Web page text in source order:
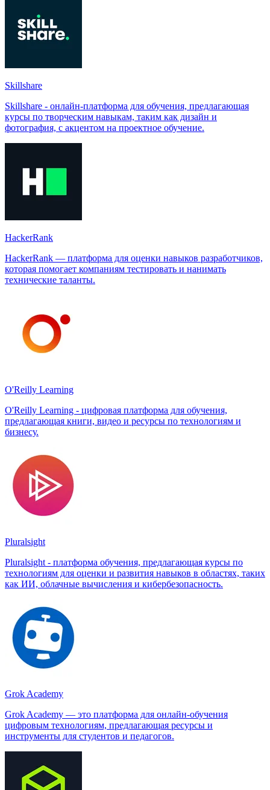
Skillshare
Skillshare - онлайн-платформа для обучения, предлагающая
курсы по творческим навыкам, таким как дизайн и
фотография, с акцентом на проектное обучение.
HackerRank
HackerRank — платформа для оценки навыков разработчиков,
которая помогает компаниям тестировать и нанимать
технические таланты.
O'Reilly Learning
O'Reilly Learning - цифровая платформа для обучения,
предлагающая книги, видео и ресурсы по технологиям и
бизнесу.
Pluralsight
Pluralsight - платформа обучения, предлагающая курсы по
технологиям для оценки и развития навыков в областях, таких
как ИИ, облачные вычисления и кибербезопасность.
Grok Academy
Grok Academy — это платформа для онлайн-обучения
цифровым технологиям, предлагающая ресурсы и
инструменты для студентов и педагогов.